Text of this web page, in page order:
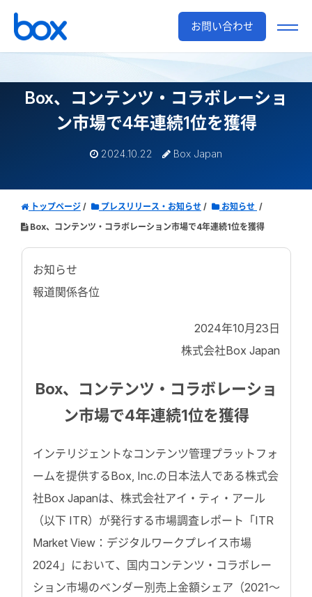
お問い合わせ
Box、コンテンツ・コラボレーショ
ン市場で4年連続1位を獲得
2024.10.22 Box Japan
トップページ プレスリリース・お知らせ
お知らせ
Box、コンテンツ・コラボレーション市場で4年連続1位を獲得
お知らせ
報道関係各位
2024年10月23日
株式会社Box Japan
Box、コンテンツ・コラボレーショ
ン市場で4年連続1位を獲得
インテリジェントなコンテンツ管理プラットフォ
ームを提供するBox, Inc.の日本法人である株式会
社Box Japanは、株式会社アイ・ティ・アール
（以下 ITR）が発行する市場調査レポート「ITR
Market View：デジタルワークプレイス市場
2024」において、国内コンテンツ・コラボレー
ション市場のベンダー別売上金額シェア（2021〜